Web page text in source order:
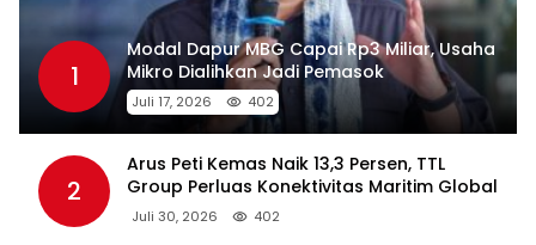
1
Modal Dapur MBG Capai Rp3 Miliar, Usaha
Mikro Dialihkan Jadi Pemasok
Juli 17, 2026 402
2
Arus Peti Kemas Naik 13,3 Persen, TTL
Group Perluas Konektivitas Maritim Global
Juli 30, 2026 402